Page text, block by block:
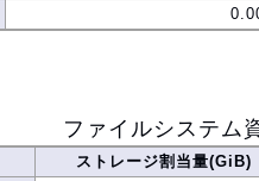
ファイルシステム
ストレージ割当量(GiB)